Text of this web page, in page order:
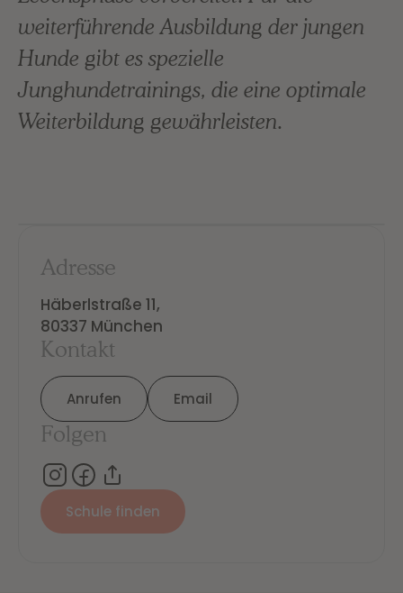
weiterführende Ausbildung der jungen
Hunde gibt es spezielle
Junghundetrainings, die eine optimale
Weiterbildung gewährleisten.
Adresse
Häberlstraße 11,
80337 München
Kontakt
Anrufen Email
Folgen
Schule finden